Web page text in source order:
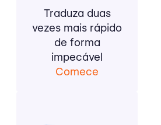
Traduza duas
vezes mais rápido
de forma
impecável
Comece